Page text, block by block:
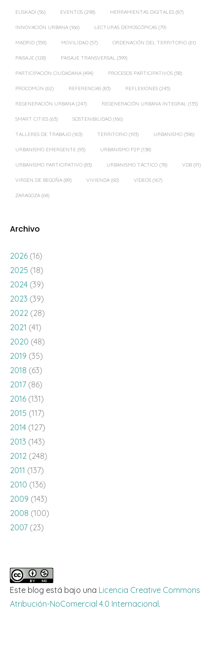
EUSKADI (56) EVENTOS (298) HERRAMIENTAS DIGITALES (87)
INNOVACIÓN URBANA (166) LECTURAS DEMOSCÓPICAS (79)
MADRID (359) MOVILIDAD (57) ORDENACIÓN DEL TERRITORIO (61)
PAISAJE (128) PAISAJE TRANSVERSAL (399)
PARTICIPACIÓN CIUDADANA (494) PROCESOS PARTICIPATIVOS (58)
PROCOMÚN (62) REFERENCIAS (83) REFLEXIONES (245)
REGENERACIÓN URBANA (247) REGENERACIÓN URBANA INTEGRAL (135)
SMART CITIES (63) SOSTENIBILIDAD (166)
TALLERES DE TRABAJO (163) TERRITORIO (193) URBANISMO (596)
URBANISMO EMERGENTE (95) URBANISMO P2P (138)
URBANISMO PARTICIPATIVO (83) URBANISMO TÁCTICO (78) VDB (91)
VIRGEN DE BEGOÑA (89) VIVIENDA (60) VÍDEOS (167)
ZARAGOZA (64)
Archivo
2026 (16)
2025 (18)
2024 (39)
2023 (39)
2022 (28)
2021 (41)
2020 (48)
2019 (35)
2018 (63)
2017 (86)
2016 (131)
2015 (117)
2014 (127)
2013 (143)
2012 (248)
2011 (137)
2010 (136)
2009 (143)
2008 (100)
2007 (23)
Este blog está bajo una Licencia Creative Commons
Atribución-NoComercial 4.0 Internacional.